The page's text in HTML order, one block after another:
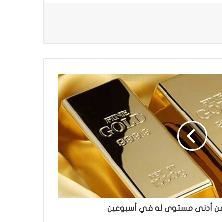
أدنى مستوى له في أسبوعين